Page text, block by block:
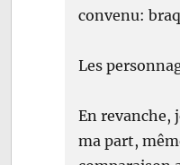
convenu:
Les
En revanche,
ma part,